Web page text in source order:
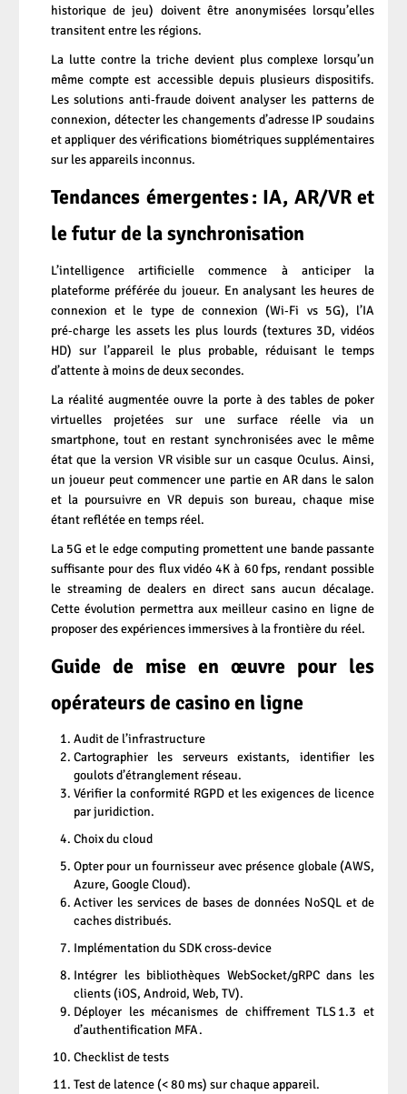
historique de jeu) doivent être anonymisées lorsqu’elles
transitent entre les régions.
La lutte contre la triche devient plus complexe lorsqu’un
même compte est accessible depuis plusieurs dispositifs.
Les solutions anti‑fraude doivent analyser les patterns de
connexion, détecter les changements d’adresse IP soudains
et appliquer des vérifications biométriques supplémentaires
sur les appareils inconnus.
Tendances émergentes : IA, AR/VR et
le futur de la synchronisation
L’intelligence artificielle commence à anticiper la
plateforme préférée du joueur. En analysant les heures de
connexion et le type de connexion (Wi‑Fi vs 5G), l’IA
pré‑charge les assets les plus lourds (textures 3D, vidéos
HD) sur l’appareil le plus probable, réduisant le temps
d’attente à moins de deux secondes.
La réalité augmentée ouvre la porte à des tables de poker
virtuelles projetées sur une surface réelle via un
smartphone, tout en restant synchronisées avec le même
état que la version VR visible sur un casque Oculus. Ainsi,
un joueur peut commencer une partie en AR dans le salon
et la poursuivre en VR depuis son bureau, chaque mise
étant reflétée en temps réel.
La 5G et le edge computing promettent une bande passante
suffisante pour des flux vidéo 4K à 60 fps, rendant possible
le streaming de dealers en direct sans aucun décalage.
Cette évolution permettra aux meilleur casino en ligne de
proposer des expériences immersives à la frontière du réel.
Guide de mise en œuvre pour les
opérateurs de casino en ligne
Audit de l’infrastructure
Cartographier les serveurs existants, identifier les
goulots d’étranglement réseau.
Vérifier la conformité RGPD et les exigences de licence
par juridiction.
Choix du cloud
Opter pour un fournisseur avec présence globale (AWS,
Azure, Google Cloud).
Activer les services de bases de données NoSQL et de
caches distribués.
Implémentation du SDK cross‑device
Intégrer les bibliothèques WebSocket/gRPC dans les
clients (iOS, Android, Web, TV).
Déployer les mécanismes de chiffrement TLS 1.3 et
d’authentification MFA.
Checklist de tests
Test de latence (< 80 ms) sur chaque appareil.